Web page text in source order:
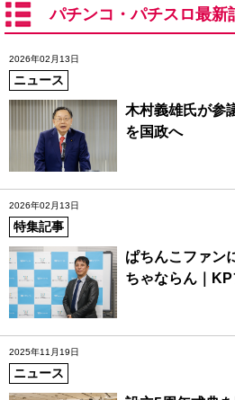
パチンコ・パチスロ最新
2026年02月13日
ニュース
木村義雄氏が参
を国政へ
2026年02月13日
特集記事
ぱちんこファン
ちゃならん｜
2025年11月19日
ニュース